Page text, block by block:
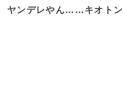
ヤンデレやん……キオトン